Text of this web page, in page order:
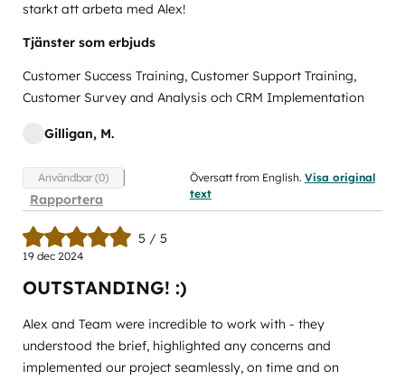
starkt att arbeta med Alex!
Tjänster som erbjuds
Customer Success Training, Customer Support Training,
Customer Survey and Analysis och CRM Implementation
Gilligan, M.
Användbar (0)
Rapportera
Översatt from English. Visa original
text
5 / 5
19 dec 2024
OUTSTANDING! :)
Alex and Team were incredible to work with - they
understood the brief, highlighted any concerns and
implemented our project seamlessly, on time and on